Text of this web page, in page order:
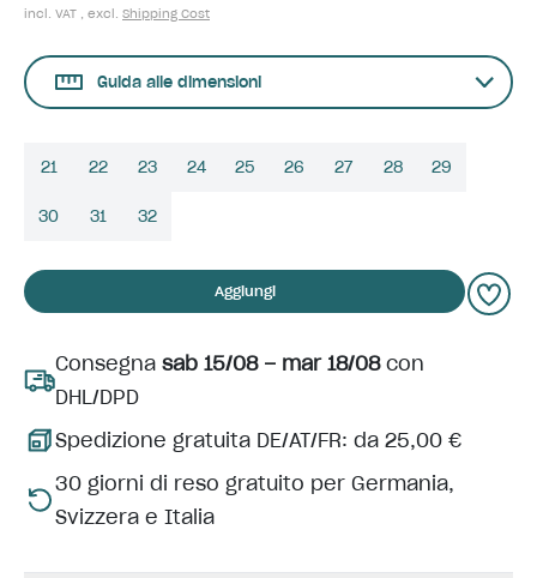
incl. VAT , excl. Shipping Cost
Guida alle dimensioni
21 22 23 24 25 26 27 28 29
30 31 32
Aggiungi
Consegna sab 15/08 – mar 18/08con
DHL/DPD
Spedizione gratuita DE/AT/FR: da 25,00 €
30 giorni di reso gratuito per Germania,
Svizzera e Italia